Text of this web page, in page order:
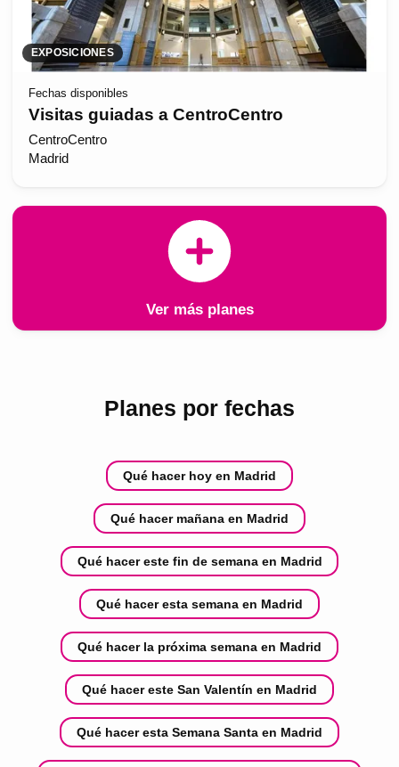
EXPOSICIONES
Fechas disponibles
Visitas guiadas a CentroCentro
CentroCentro
Madrid
Ver más planes
Planes por fechas
Qué hacer hoy en Madrid
Qué hacer mañana en Madrid
Qué hacer este fin de semana en Madrid
Qué hacer esta semana en Madrid
Qué hacer la próxima semana en Madrid
Qué hacer este San Valentín en Madrid
Qué hacer esta Semana Santa en Madrid